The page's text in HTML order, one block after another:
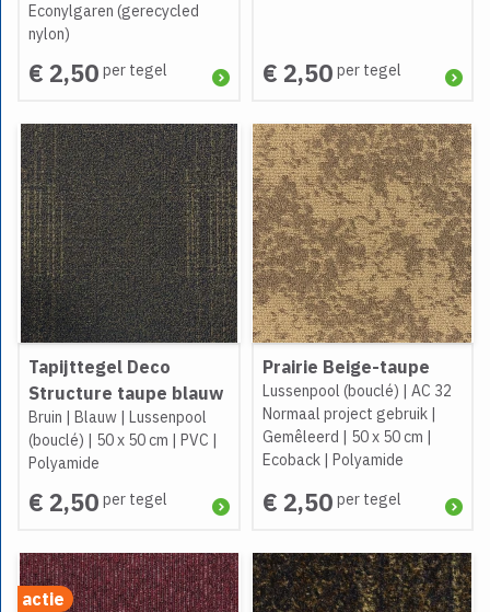
Econylgaren (gerecycled
nylon)
€ 2,50 per tegel € 2,50 per tegel
Tapijttegel Deco
Structure taupe blauw
Bruin | Blauw | Lussenpool
(bouclé) | 50 x 50 cm | PVC |
Polyamide
€ 2,50 per tegel
Prairie Beige-taupe
Lussenpool (bouclé) | AC 32
Normaal project gebruik|
Gemêleerd | 50 x 50 cm |
Ecoback| Polyamide
€ 2,50 per tegel
actie